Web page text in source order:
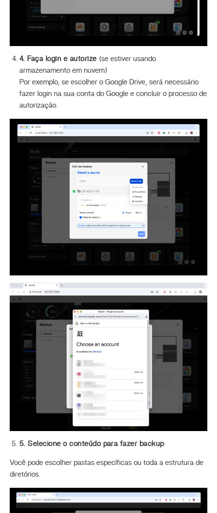
4. Faça login e autorize (se estiver usando
armazenamento em nuvem)
Por exemplo, se escolher o Google Drive, será necessário
fazer login na sua conta do Google e concluir o processo de
autorização.
5. Selecione o conteúdo para fazer backup
Você pode escolher pastas específicas ou toda a estrutura de
diretórios.